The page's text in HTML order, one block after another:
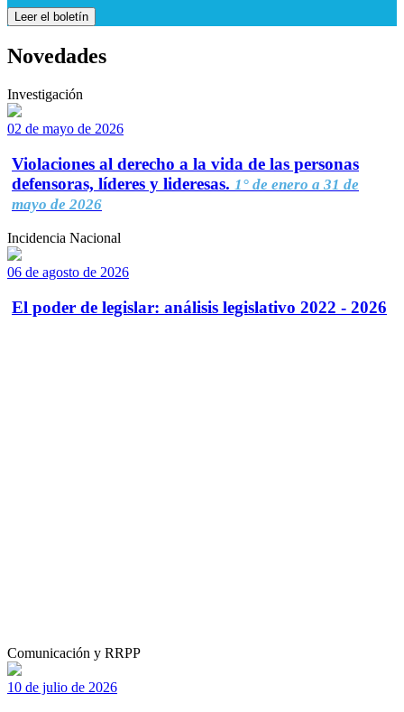
Leer el boletín
Novedades
Investigación
02 de mayo de 2026
Violaciones al derecho a la vida de las personas
defensoras, líderes y lideresas. 1° de enero a 31 de
mayo de 2026
Incidencia Nacional
06 de agosto de 2026
El poder de legislar: análisis legislativo 2022 - 2026
Comunicación y RRPP
10 de julio de 2026